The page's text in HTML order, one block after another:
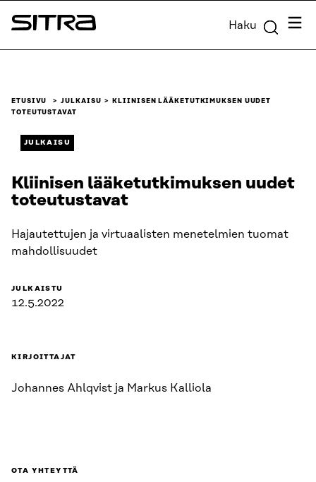
Siirry
suoraan
Sitra Haku
ETUSIVU JULKAISU
KLIINISEN LÄÄKETUTKIMUKSEN UUDET
TOTEUTUSTAVAT
JULKAISU
Kliinisen lääketutkimuksen uudet
toteutustavat
Hajautettujen ja virtuaalisten menetelmien tuomat
mahdollisuudet
JULKAISTU
12.5.2022
KIRJOITTAJAT
Johannes Ahlqvist ja Markus Kalliola
OTA YHTEYTTÄ